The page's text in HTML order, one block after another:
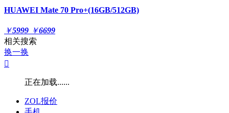
HUAWEI Mate 70 Pro+(16GB/512GB)
￥5999 ￥6699
相关搜索
换一换

正在加载......
ZOL报价